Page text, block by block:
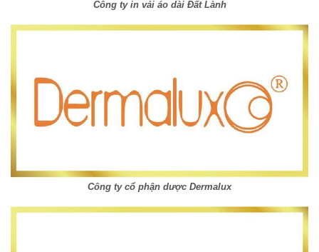
Công ty in vải áo dài Đất Lành
Công ty cổ phận dược Dermalux